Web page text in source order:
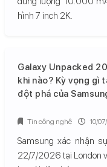
hình 7 inch 2K.
Galaxy Unpacked
khi nào? Kỳ vọng gì
đột phá của
Samsung xác nhận
22/7/2026 tại London
Tin công nghệ 10/